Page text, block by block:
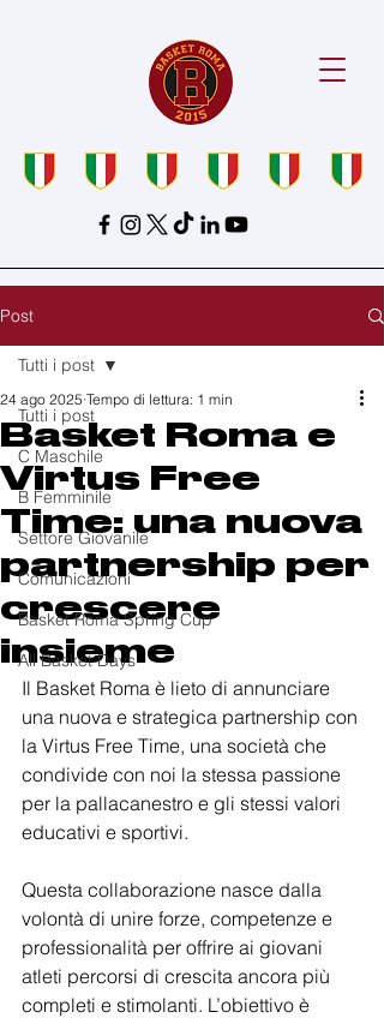
Post
Tutti i post
C Maschile
B Femminile
Settore Giovanile
Comunicazioni
Basket Roma Spring Cup
All Basket Days
Tutti i post
Basket Roma e
Virtus Free
Time: una nuova
partnership per
crescere
insieme
24 ago 2025 Tempo di lettura: 1 min
Il Basket Roma è lieto di annunciare
una nuova e strategica partnership con
la Virtus Free Time, una società che
condivide con noi la stessa passione
per la pallacanestro e gli stessi valori
educativi e sportivi.
Questa collaborazione nasce dalla
volontà di unire forze, competenze e
professionalità per offrire ai giovani
atleti percorsi di crescita ancora più
completi e stimolanti. L’obiettivo è